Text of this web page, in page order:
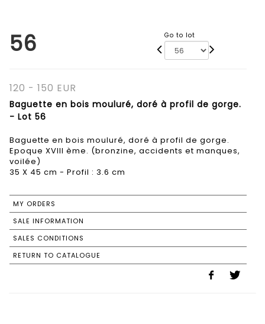
56 Go to lot
120 - 150 EUR
Baguette en bois mouluré, doré à profil de gorge.
- Lot 56
Baguette en bois mouluré, doré à profil de gorge.
Epoque XVIII ème. (bronzine, accidents et manques,
voilée)
35 X 45 cm - Profil : 3.6 cm
MY ORDERS
SALE INFORMATION
SALES CONDITIONS
RETURN TO CATALOGUE